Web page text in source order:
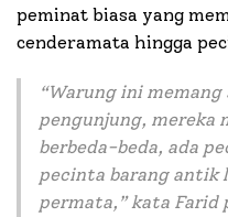
peminat biasa yang
cenderamata hingga
“Warung ini
pengunjung, mereka
berbeda-beda, ada
pecinta barang antik
permata,” kata Farid